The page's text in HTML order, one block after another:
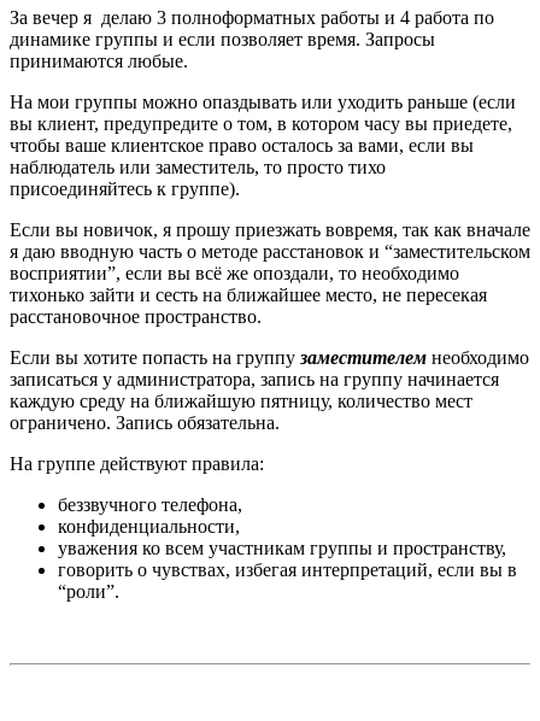
За вечер я делаю 3 полноформатных работы и 4 работа по
динамике группы и если позволяет время. Запросы
принимаются любые.
На мои группы можно опаздывать или уходить раньше (если
вы клиент, предупредите о том, в котором часу вы приедете,
чтобы ваше клиентское право осталось за вами, если вы
наблюдатель или заместитель, то просто тихо
присоединяйтесь к группе).
Если вы новичок, я прошу приезжать вовремя, так как вначале
я даю вводную часть о методе расстановок и “заместительском
восприятии”, если вы всё же опоздали, то необходимо
тихонько зайти и сесть на ближайшее место, не пересекая
расстановочное пространство.
Если вы хотите попасть на группу заместителем необходимо
записаться у администратора, запись на группу начинается
каждую среду на ближайшую пятницу, количество мест
ограничено. Запись обязательна.
На группе действуют правила:
беззвучного телефона,
конфиденциальности,
уважения ко всем участникам группы и пространству,
говорить о чувствах, избегая интерпретаций, если вы в
“роли”.